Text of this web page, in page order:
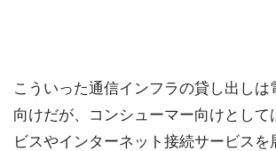
こういった通信インフラの貸し出しは
向けだが、コンシューマー向けとして
ビスやインターネット接続サービスを